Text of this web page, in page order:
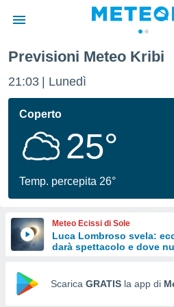
di
per
le
di
Web
Previsioni Meteo Kribi
21:03 Lunedì
Coperto
25°
Temp. percepita 26°
Meteo Ecissi di Sole
Luca Lombroso svela:
darà spettacolo e dove
Scarica GRATIS la app di